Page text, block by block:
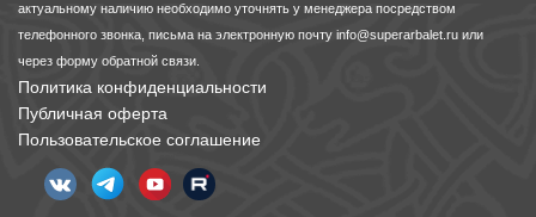
актуальному наличию необходимо уточнять у менеджера посредством
телефонного звонка, письма на электронную почту info@superarbalet.ru или
через форму обратной связи.
Политика конфиденциальности
Публичная оферта
Пользовательское соглашение